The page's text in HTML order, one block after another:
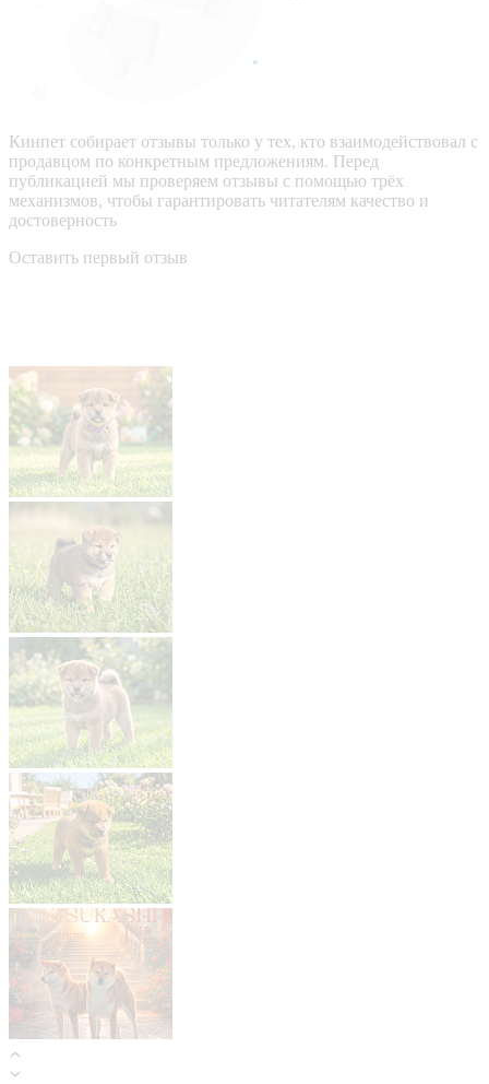
Кинпет собирает отзывы только у тех, кто взаимодействовал с
продавцом по конкретным предложениям. Перед
публикацией мы проверяем отзывы с помощью трёх
механизмов, чтобы гарантировать читателям качество и
достоверность
Оставить первый отзыв